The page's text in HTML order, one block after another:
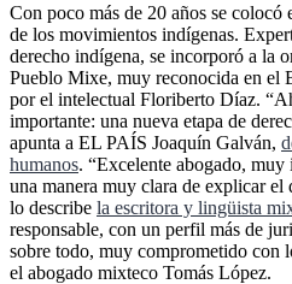
Con poco más de 20 años se colocó
de los movimientos indígenas.
derecho indígena, se incorporó a la
Pueblo Mixe, muy reconocida en el
por el intelectual Floriberto Díaz.
importante: una nueva etapa de
apunta a EL PAÍS Joaquín Galván,
humanos. “Excelente abogado,
una manera muy clara de explicar el
lo describe la escritora y lingüista
responsable, con un perfil más de
sobre todo, muy comprometido con
el abogado mixteco Tomás López.